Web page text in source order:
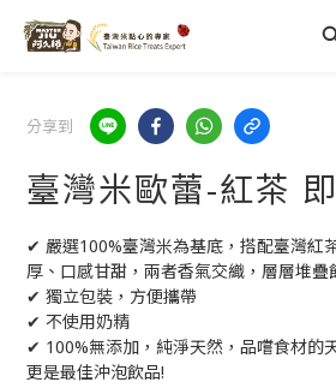
分享到
臺灣米歐蕾-紅茶
✔ 嚴選100%臺灣米為基底，搭配臺灣紅
厚、口感甘甜，兩者香氣交織，層層堆疊
✔ 獨立包裝，方便攜帶
✔ 不使用奶精
✔ 100%無添加，純淨天然，品嚐食材的
更是最佳沖泡飲品!